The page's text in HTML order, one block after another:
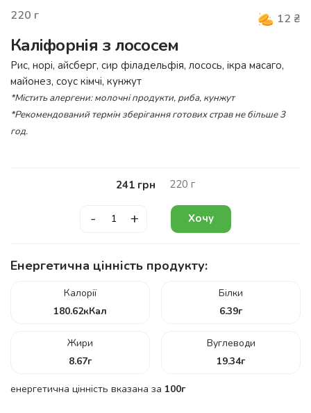
220 г 12 ₴
Каліфорнія з лососем
Рис, норі, айсберг, сир філадельфія, лосось, ікра масаго,
майонез, соус кімчі, кунжут
*Містить алергени: молочні продукти, риба, кунжут
*Рекомендований термін зберігання готових страв не більше 3
год.
241 грн 220 г
- + Хочу
Енергетична цінність продукту:
Калорії
180.62кКал
Білки
6.39г
Жири
8.67г
Вуглеводи
19.34г
енергетична цінність вказана за 100г